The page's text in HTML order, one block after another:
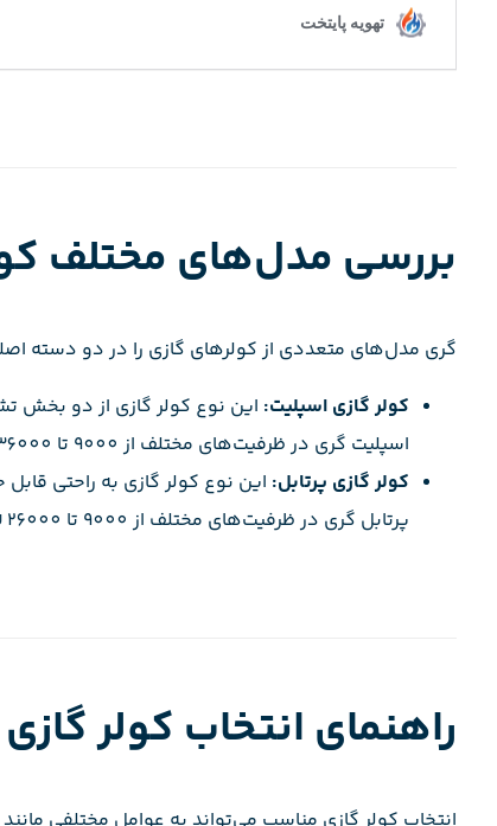
بررسی مدل‌های مختلف
گری مدل‌های متعددی از کولرهای گازی را در دو دسته
کولر گازی اسپلیت: این نوع کولر گازی از دو بخش
اسپلیت گری در ظرفیت‌های مختلف از 9000 تا 36000 BTU ارائه می‌شوند.
کولر گازی پرتابل: این نوع کولر گازی به راحتی
پرتابل گری در ظرفیت‌های مختلف از 9000 تا 26000 BTU ارائه می‌شوند.
راهنمای انتخاب کولر